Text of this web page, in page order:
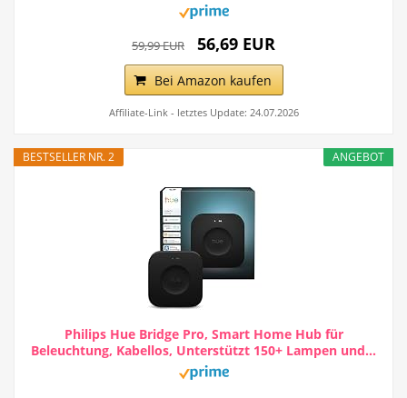
59,99 EUR 56,69 EUR
Bei Amazon kaufen
Affiliate-Link - letztes Update: 24.07.2026
ANGEBOT
BESTSELLER NR. 2
Philips Hue Bridge Pro, Smart Home Hub für
Beleuchtung, Kabellos, Unterstützt 150+ Lampen und...